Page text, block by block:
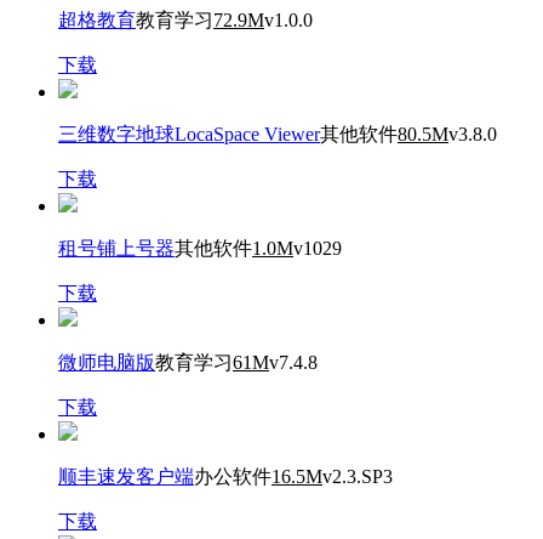
超格教育教育学习72.9Mv1.0.0
下载
三维数字地球LocaSpace Viewer其他软件80.5Mv3.8.0
下载
租号铺上号器其他软件1.0Mv1029
下载
微师电脑版教育学习61Mv7.4.8
下载
顺丰速发客户端办公软件16.5Mv2.3.SP3
下载